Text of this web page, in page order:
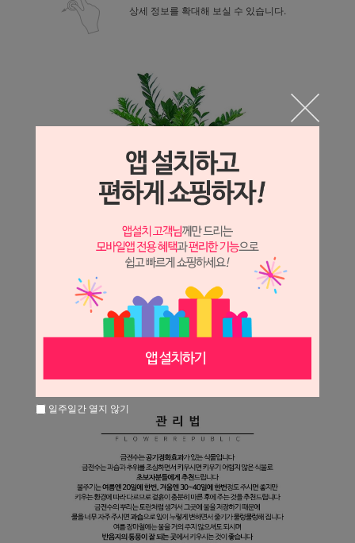
상세 정보를 확대해 보실 수 있습니다.
일주일간 열지 않기